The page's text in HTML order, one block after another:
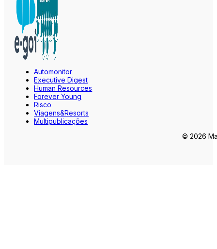
Automonitor
Executive Digest
Human Resources
Forever Young
Risco
Viagens&Resorts
Multipublicações
© 2026